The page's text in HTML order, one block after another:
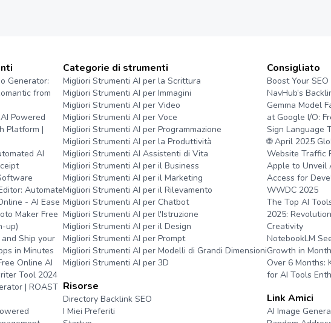
Generator:
from
Powered
Platform |
AI
Automate
- AI Ease
Maker Free
up)
Ship your
in Minutes
Online AI
Tool 2024
| ROAST
Categorie di strumenti
Migliori Strumenti AI per la Scrittura
Migliori Strumenti AI per Immagini
Migliori Strumenti AI per Video
Migliori Strumenti AI per Voce
Migliori Strumenti AI per Programmazione
Migliori Strumenti AI per la Produttività
Migliori Strumenti AI Assistenti di Vita
Migliori Strumenti AI per il Business
Migliori Strumenti AI per il Marketing
Migliori Strumenti AI per il Rilevamento
Migliori Strumenti AI per Chatbot
Migliori Strumenti AI per l'Istruzione
Migliori Strumenti AI per il Design
Migliori Strumenti AI per Prompt
Migliori Strumenti AI per Modelli di Grandi Dimensioni
Migliori Strumenti AI per 3D
Risorse
Directory Backlink SEO
I Miei Preferiti
Consigliato
Boost Your
NavHub’s
Gemma Model
at Google I/O:
Sign Language
🌐 April 2025
Website Traffic
Apple to Unveil
Access for
WWDC 2025
The Top AI
2025:
Creativity
NotebookLM
Growth in
Over 6 Months:
for AI Tools
Link Amici
AI Image